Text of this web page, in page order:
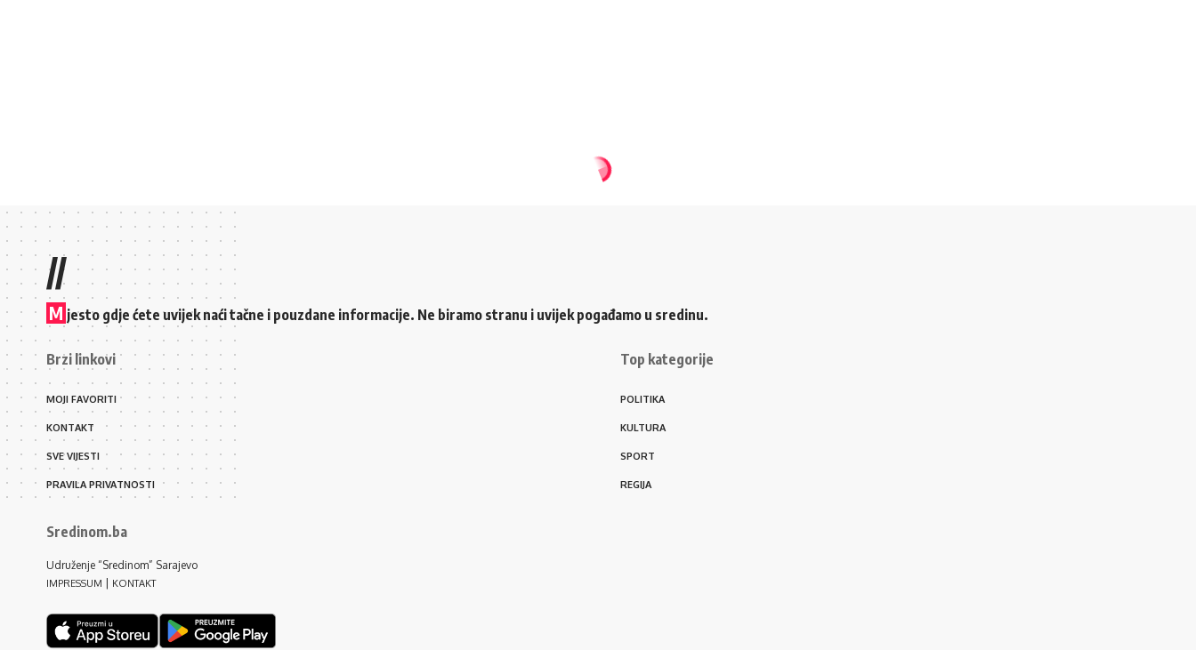
//
M jesto gdje ćete uvijek naći tačne i pouzdane informacije. Ne biramo stranu i uvijek pogađamo u sredinu.
Brzi linkovi
MOJI FAVORITI
KONTAKT
SVE VIJESTI
PRAVILA PRIVATNOSTI
Top kategorije
POLITIKA
KULTURA
SPORT
REGIJA
Sredinom.ba
Udruženje “Sredinom” Sarajevo
IMPRESSUM KONTAKT